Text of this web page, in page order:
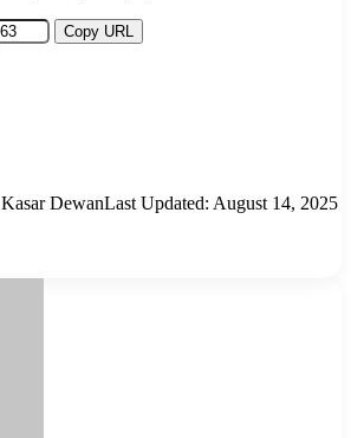
Copy URL
Kasar DewanLast Updated: August 14, 2025